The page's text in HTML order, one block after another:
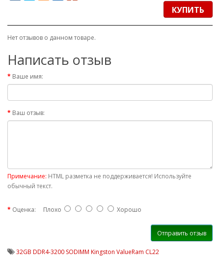
КУПИТЬ
Нет отзывов о данном товаре.
Написать отзыв
Ваше имя:
Ваш отзыв:
Примечание: HTML разметка не поддерживается! Используйте
обычный текст.
Оценка: Плохо Хорошо
Отправить отзыв
32GB DDR4-3200 SODIMM Kingston ValueRam CL22